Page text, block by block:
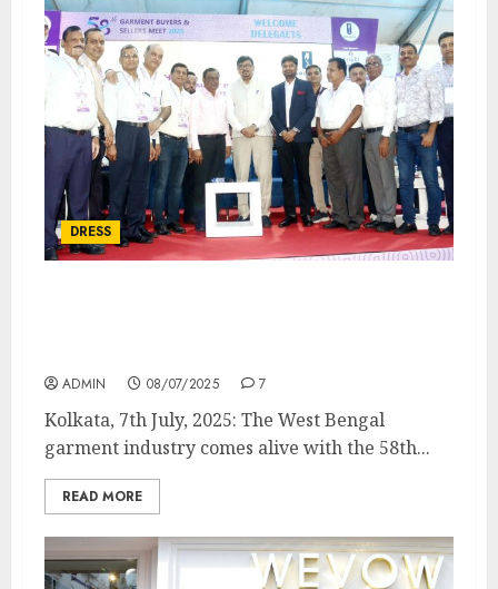
DRESS
ADMIN 08/07/2025 7
Kolkata, 7th July, 2025: The West Bengal
garment industry comes alive with the 58th...
READ MORE